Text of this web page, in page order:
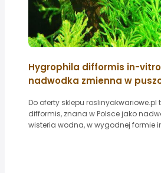
Hygrophila difformis in-
nadwodka zmienna w
Do oferty sklepu
difformis, znana w Polsce jako
wisteria wodna, w wygodnej formie